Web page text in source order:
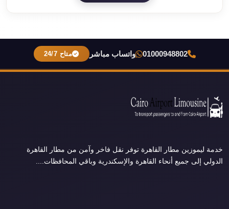
01000948802 واتساب مباشر متاح 24/7
خدمة ليموزين مطار القاهرة توفر نقل فاخر وآمن من مطار القاهرة
الدولي إلى جميع أنحاء القاهرة والإسكندرية وباقي المحافظات....